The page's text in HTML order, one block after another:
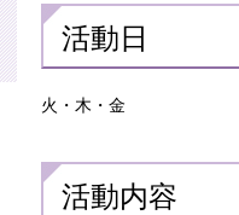
活動日
火・木・金
活動内容